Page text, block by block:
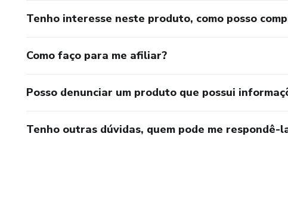
Tenho interesse neste produto, como posso
Como faço para me afiliar?
Posso denunciar um produto que possui
Tenho outras dúvidas, quem pode me respondê-